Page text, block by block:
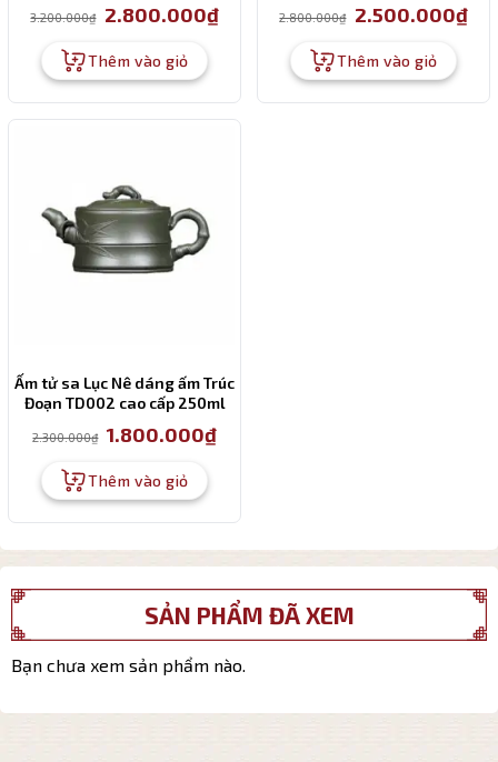
3.200.000₫ Giá
gốc
3.200.000₫.
2.800.000₫Giá
hiện
2.800.000₫.
Thêm vào giỏ
2.800.000₫ Giá
gốc
2.800.000₫.
2.500.000₫Giá
hiện
Thêm vào giỏ
Ấm tử sa Lục Nê dáng ấm Trúc
Đoạn TD002 cao cấp 250ml
2.300.000₫ Giá
gốc
2.300.000₫.
1.800.000₫Giá
hiện
Thêm vào giỏ
SẢN PHẨM ĐÃ XEM
Bạn chưa xem sản phẩm nào.